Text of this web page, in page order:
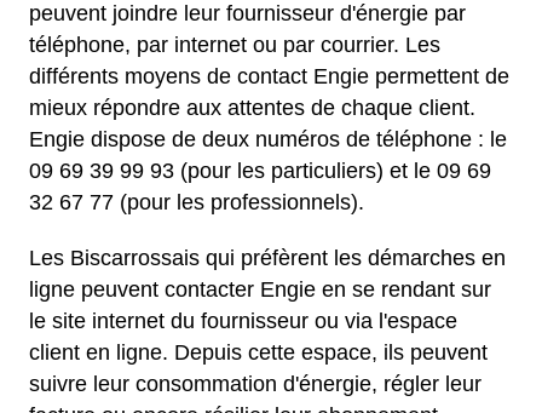
peuvent joindre leur fournisseur d'énergie par
téléphone, par internet ou par courrier. Les
différents moyens de contact Engie permettent de
mieux répondre aux attentes de chaque client.
Engie dispose de deux numéros de téléphone : le
09 69 39 99 93 (pour les particuliers) et le 09 69
32 67 77 (pour les professionnels).
Les Biscarrossais qui préfèrent les démarches en
ligne peuvent contacter Engie en se rendant sur
le site internet du fournisseur ou via l'espace
client en ligne. Depuis cette espace, ils peuvent
suivre leur consommation d'énergie, régler leur